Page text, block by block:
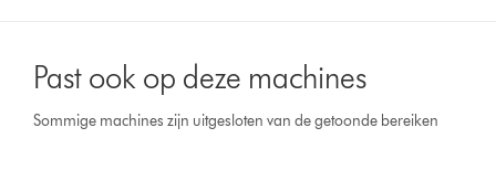
Past ook op deze machines
Sommige machines zijn uitgesloten van de getoonde bereiken